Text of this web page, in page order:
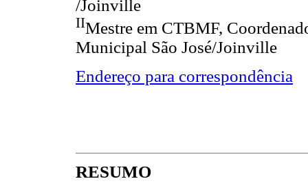
/Joinville
IIMestre em CTBMF,
Municipal São José/Joinville
Endereço para correspondência
RESUMO